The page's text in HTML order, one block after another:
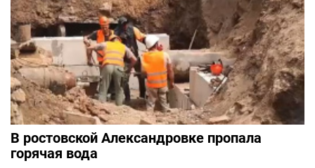
В ростовской Александровке пропала
горячая вода